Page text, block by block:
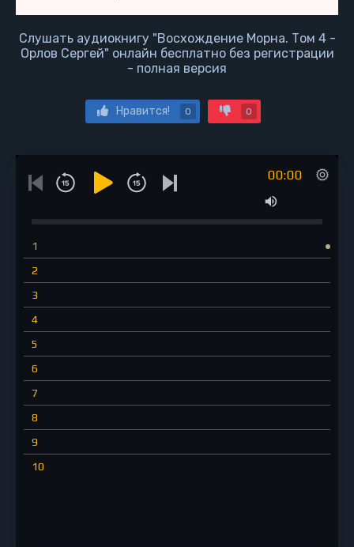
Слушать аудиокнигу "Восхождение Морна. Том 4 -
Орлов Сергей" онлайн бесплатно без регистрации
- полная версия
Нравится! 0 0
00:00
1
2
3
4
5
6
7
8
9
10